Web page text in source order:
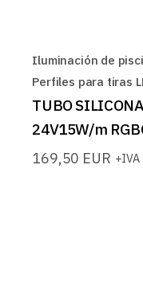
Iluminación de
Perfiles para tiras
TUBO
24V15W/m
169,50 EUR +IVA